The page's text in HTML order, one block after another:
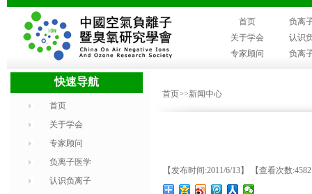
首页
负离
关于学会
认识
专家顾问
负离
快速导航
首页
关于学会
专家顾问
负离子医学
认识负离子
首页>>新闻中心
【发布时间:2011/6/13】 【查看次数